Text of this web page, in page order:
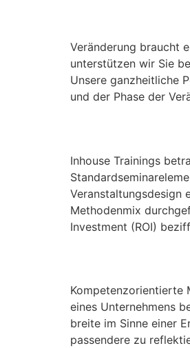
Veränderung braucht
unterstützen wir Sie
Unsere ganzheitliche
und der Phase der
Inhouse Trainings
Veranstaltungsdesign
Methodenmix
Investment (ROI)
Kompetenzorientierte
eines Unter­nehmens
breite im Sinne einer
passendere zu